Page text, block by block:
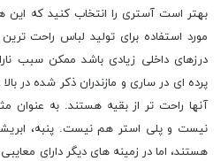
بهتر است آستری را انتخاب کنید که این
مورد استفاده برای تولید لباس راحت ترین
درزهای داخلی زیادی باشد ممکن سبب
پرده ای در ساری و مازندران ذکر شده در
آنها راحت تر از بقیه هستند. به عنوان
نیست و پلی استر هم نیست. پنبه،
هستند، اما در زمینه های دیگر دارای